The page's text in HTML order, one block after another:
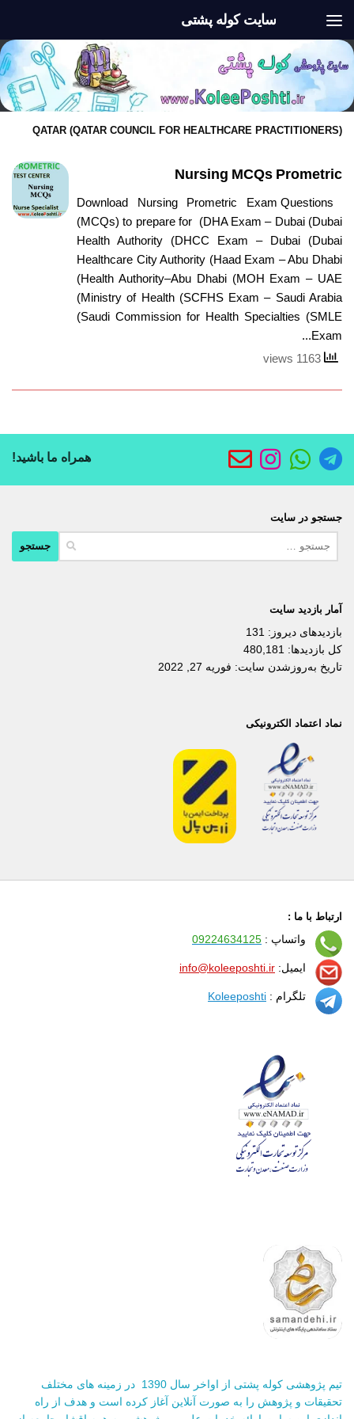
سایت کوله پشتی
QATAR (QATAR COUNCIL FOR HEALTHCARE PRACTITIONERS)
Nursing MCQs Prometric
Download Nursing Prometric Exam Questions
(MCQs) to prepare for (DHA Exam – Dubai (Dubai
Health Authority (DHCC Exam – Dubai (Dubai
Healthcare City Authority (Haad Exam – Abu Dhabi
(Health Authority–Abu Dhabi (MOH Exam – UAE
(Ministry of Health (SCFHS Exam – Saudi Arabia
(Saudi Commission for Health Specialties (SMLE
Exam...
همراه ما باشید!
جستجو در سایت
آمار بازدید سایت
بازدیدهای دیروز: 131
کل بازدیدها: 480,181
تاریخ به‌روزشدن سایت: فوریه 27, 2022
نماد اعتماد الکترونیکی
ارتباط با ما :
واتساپ : 09224634125
ایمیل: info@koleeposhti.ir
تلگرام : Koleeposhti
تیم پژوهشی کوله پشتی از اواخر سال 1390 در زمینه های مختلف
تحقیقات و پژوهش را به صورت آنلاین آغاز کرده است و هدف از راه